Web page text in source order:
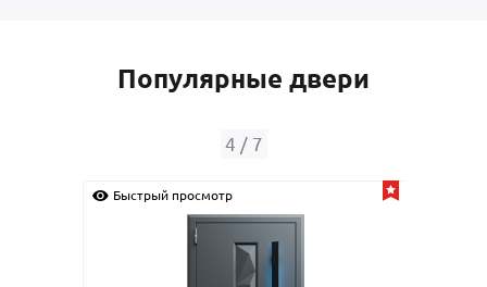
Популярные двери
4 / 7
Быстрый просмотр